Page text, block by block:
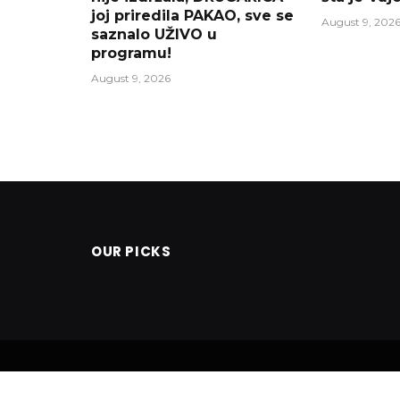
joj priredila PAKAO, sve se
saznalo UŽIVO u
programu!
August 9, 2026
August 9, 2026
OUR PICKS